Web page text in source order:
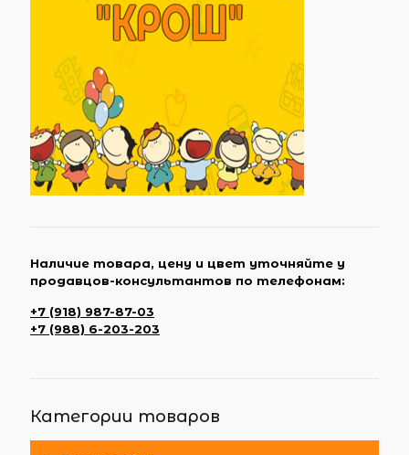
Наличие товара, цену и цвет уточняйте у
продавцов-консультантов по телефонам:
+7 (918) 987-87-03
+7 (988) 6-203-203
Категории товаров